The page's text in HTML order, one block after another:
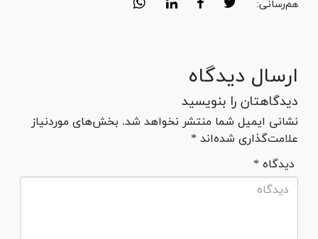
هم‌رسانی:
ارسال دیدگاه
دیدگاهتان را بنویسید
نشانی ایمیل شما منتشر نخواهد شد. بخش‌های موردنیاز
علامت‌گذاری شده‌اند *
* دیدگاه